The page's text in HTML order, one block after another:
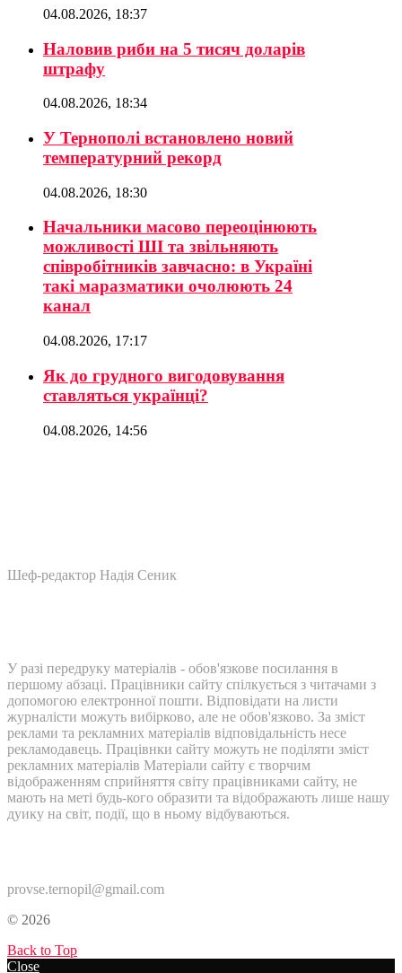
04.08.2026, 18:37
Наловив риби на 5 тисяч доларів
штрафу
04.08.2026, 18:34
У Тернополі встановлено новий
температурний рекорд
04.08.2026, 18:30
Начальники масово переоцінюють
можливості ШІ та звільняють
співробітників завчасно: в Україні
такі маразматики очолюють 24
канал
04.08.2026, 17:17
Як до грудного вигодовування
ставляться українці?
04.08.2026, 14:56
Шеф-редактор Надія Сеник
У разі передруку матеріалів - обов'язкове посилання в
першому абзаці. Працівники сайту спілкується з читачами з
допомогою електронної пошти. Відповідати на листи
журналісти можуть вибірково, але не обов'язково. За зміст
реклами та рекламних матеріалів відповідальність несе
рекламодавець. Працівнки сайту можуть не поділяти зміст
рекламних матеріалів Матеріали сайту є творчим
відображенням сприйняття світу працівниками сайту, не
мають на меті будь-кого образити та відображають лише нашу
дуику на світ, події, що в ньому відбуваються.
provse.ternopil@gmail.com
© 2026
Back to Top
Close